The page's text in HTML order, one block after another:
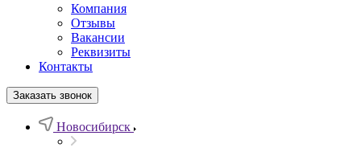
Компания
Отзывы
Вакансии
Реквизиты
Контакты
Заказать звонок
Новосибирск